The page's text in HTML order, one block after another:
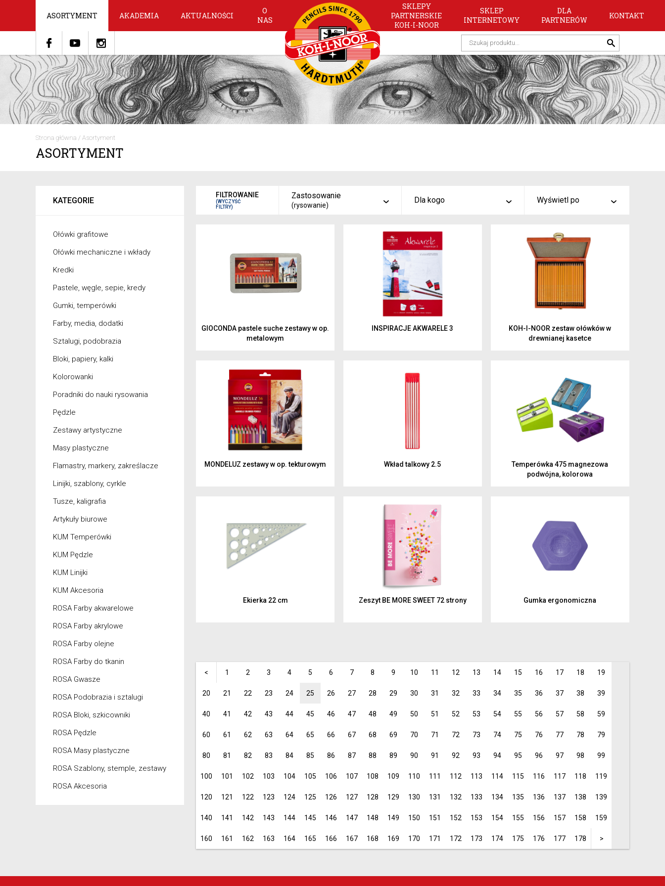
ASORTYMENT AKADEMIA AKTUALNOŚCI
O
NAS
SKLEPY
PARTNERSKIE
KOH-I-NOOR
SKLEP
INTERNETOWY
DLA
PARTNERÓW
KONTAKT
Strona główna / Asortyment
ASORTYMENT
FILTROWANIE
(WYCZYŚĆ
FILTRY)
Zastosowanie
(rysowanie)
kreślenie
Dla kogo
Hobby
Junior
dzieci
Wyświetl po
9
15
GIOCONDA pastele suche zestawy w op.
metalowym
INSPIRACJE AKWARELE 3
KOH-I-NOOR zestaw ołówków w
drewnianej kasetce
MONDELUZ zestawy w op. tekturowym Wkład talkowy 2.5
Temperówka 475 magnezowa
podwójna, kolorowa
Ekierka 22 cm Zeszyt BE MORE SWEET 72 strony Gumka ergonomiczna
< 1 2 3 4 5 6 7 8 9 10 11 12 13 14 15 16 17 18 19
20 21 22 23 24 25 26 27 28 29 30 31 32 33 34 35 36 37 38 39
40 41 42 43 44 45 46 47 48 49 50 51 52 53 54 55 56 57 58 59
60 61 62 63 64 65 66 67 68 69 70 71 72 73 74 75 76 77 78 79
80 81 82 83 84 85 86 87 88 89 90 91 92 93 94 95 96 97 98 99
100 101 102 103 104 105 106 107 108 109 110 111 112 113 114 115 116 117 118 119
120 121 122 123 124 125 126 127 128 129 130 131 132 133 134 135 136 137 138 139
140 141 142 143 144 145 146 147 148 149 150 151 152 153 154 155 156 157 158 159
160 161 162 163 164 165 166 167 168 169 170 171 172 173 174 175 176 177 178 >
KATEGORIE
Ołówki grafitowe
Ołówki mechaniczne i wkłady
Kredki
Pastele, węgle, sepie, kredy
Gumki, temperówki
Farby, media, dodatki
Sztalugi, podobrazia
Bloki, papiery, kalki
Kolorowanki
Poradniki do nauki rysowania
Pędzle
Zestawy artystyczne
Masy plastyczne
Flamastry, markery, zakreślacze
Linijki, szablony, cyrkle
Tusze, kaligrafia
Artykuły biurowe
KUM Temperówki
KUM Pędzle
KUM Linijki
KUM Akcesoria
ROSA Farby akwarelowe
ROSA Farby akrylowe
ROSA Farby olejne
ROSA Farby do tkanin
ROSA Gwasze
ROSA Podobrazia i sztalugi
ROSA Bloki, szkicowniki
ROSA Pędzle
ROSA Masy plastyczne
ROSA Szablony, stemple, zestawy
ROSA Akcesoria